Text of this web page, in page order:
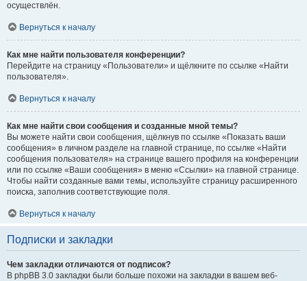
осуществлён.
Вернуться к началу
Как мне найти пользователя конференции?
Перейдите на страницу «Пользователи» и щёлкните по ссылке «Найти
пользователя».
Вернуться к началу
Как мне найти свои сообщения и созданные мной темы?
Вы можете найти свои сообщения, щёлкнув по ссылке «Показать ваши
сообщения» в личном разделе на главной странице, по ссылке «Найти
сообщения пользователя» на странице вашего профиля на конференции
или по ссылке «Ваши сообщения» в меню «Ссылки» на главной странице.
Чтобы найти созданные вами темы, используйте страницу расширенного
поиска, заполнив соответствующие поля.
Вернуться к началу
Подписки и закладки
Чем закладки отличаются от подписок?
В phpBB 3.0 закладки были больше похожи на закладки в вашем веб-